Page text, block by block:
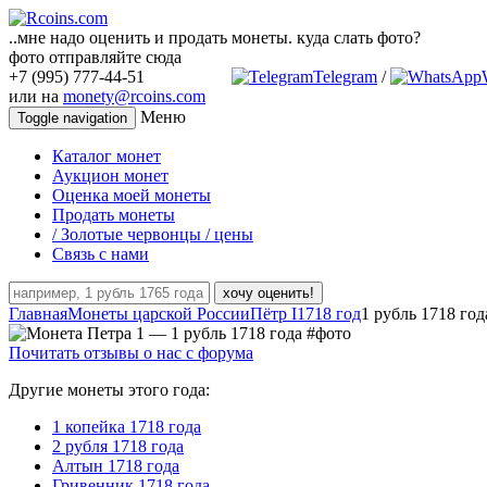
..мне надо оценить и продать монеты. куда слать фото?
фото отправляйте сюда
+7 (995) 777-44-51
Telegram /
или на monety@rcoins.com
Toggle navigation Меню
Каталог монет
Аукцион монет
Оценка моей монеты
Продать монеты
/ Золотые червонцы / цены
Связь с нами
хочу оценить!
ГлавнаяМонеты царской РоссииПётр I1718 год1 рубль 1718
Почитать отзывы о нас с форума
Другие монеты этого года:
1 копейка 1718 года
2 рубля 1718 года
Алтын 1718 года